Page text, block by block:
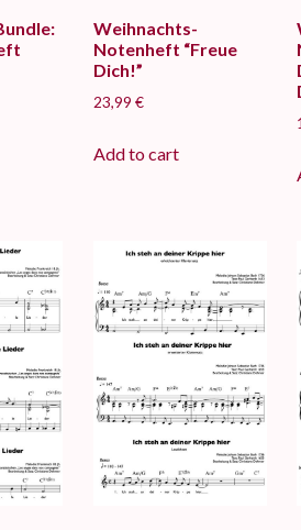
Weihnachts-
Notenheft “Freue
Dich!”
23,99 €
Add to cart